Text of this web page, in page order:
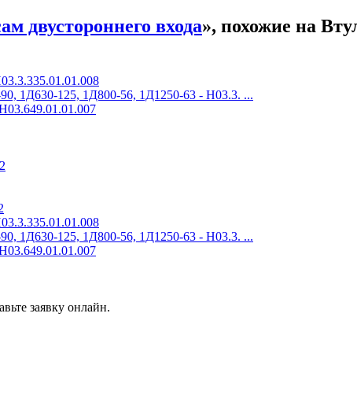
двустороннего входа», похожие на
1Д630-125, 1Д800-56, 1Д1250-63 - Н03.3. ...
1Д630-125, 1Д800-56, 1Д1250-63 - Н03.3. ...
заявку онлайн.